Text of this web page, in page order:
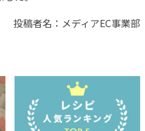
投稿者名：メディアEC事業部